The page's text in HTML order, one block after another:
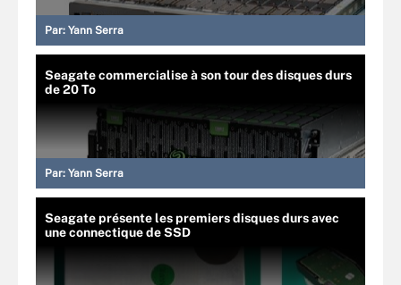
Par: Yann Serra
Seagate commercialise à son tour des disques durs
de 20 To
Par: Yann Serra
Seagate présente les premiers disques durs avec
une connectique de SSD